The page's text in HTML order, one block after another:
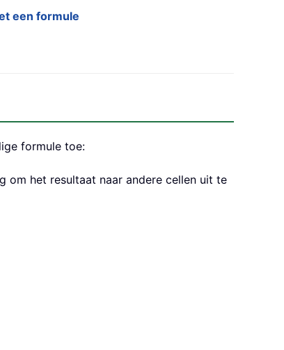
een formule
formule toe:
om het resultaat naar andere cellen uit te